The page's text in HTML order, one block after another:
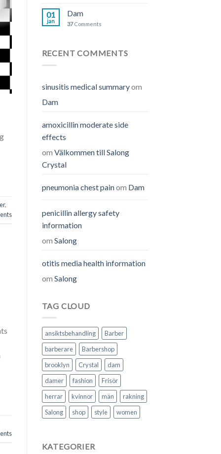
,
01
jan
Dam
37Comments
RECENT COMMENTS
sinusitis medical summaryom
Dam
amoxicillin moderate side
effects
om Välkommen till Salong
Crystal
pneumonia chest painom Dam
penicillin allergy safety
information
om Salong
otitis media health information
om Salong
TAG CLOUD
ansiktsbehandling
Barber
barberare
Barbershop
brooklyn
Crystal
dam
damer
fashion
Frisör
herrar
kvinnor män
rakning
Salong
shop style women
KATEGORIER